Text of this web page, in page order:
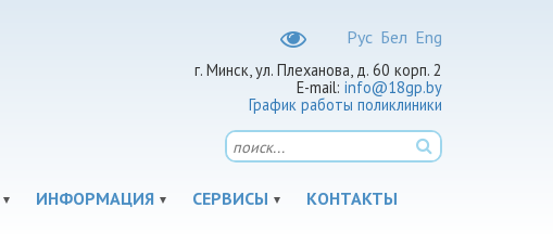
Рус Бел Eng
г. Минск, ул. Плеханова, д. 60 корп. 2
E-mail: info@18gp.by
График работы поликлиники
ИНФОРМАЦИЯ СЕРВИСЫ КОНТАКТЫ